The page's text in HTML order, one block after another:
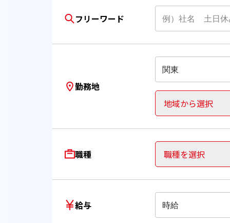
フリーワード
勤務地
関東
地域から選択
職種 職種を選択
給与 時給